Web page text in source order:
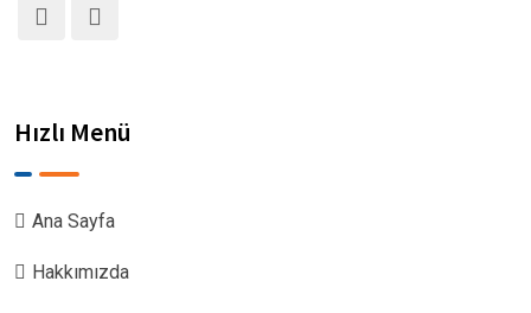
Hızlı Menü
Ana Sayfa
Hakkımızda